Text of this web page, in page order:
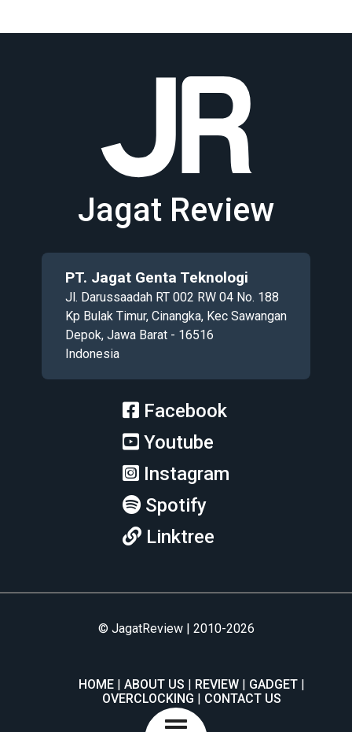
Jagat Review
PT. Jagat Genta Teknologi
Jl. Darussaadah RT 002 RW 04 No. 188
Kp Bulak Timur, Cinangka, Kec Sawangan
Depok, Jawa Barat - 16516
Indonesia
Facebook
Youtube
Instagram
Spotify
Linktree
© JagatReview | 2010-2026
HOME ABOUT US REVIEW
GADGET
OVERCLOCKING
CONTACT US